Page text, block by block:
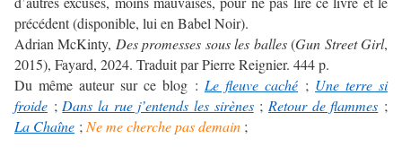
précédent (disponible, lui en Babel Noir).
Adrian McKinty, Des promesses sous les balles(Gun Street Girl,
2015), Fayard, 2024. Traduit par Pierre Reignier. 444 p.
Du même auteur sur ce blog : Le fleuve caché ; Une terre si
froide ; Dans la rue j’entends les sirènes; Retour de flammes ;
La Chaîne ; Ne me cherche pas demain ;